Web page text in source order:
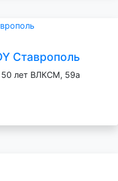
Ставрополь
50 лет ВЛКСМ, 59а